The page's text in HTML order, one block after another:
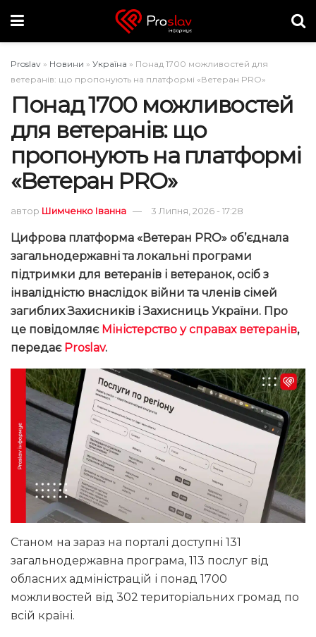
Proslav » Новини » Україна » Понад 1700 можливостей для
ветеранів: що пропонують на платформі «Ветеран PRO»
Понад 1700 можливостей
для ветеранів: що
пропонують на платформі
«Ветеран PRO»
автор Шимченко Іванна 3 Липня, 2026 - 17:28
Цифрова платформа «Ветеран PRO» об’єднала
загальнодержавні та локальні програми
підтримки для ветеранів і ветеранок, осіб з
інвалідністю внаслідок війни та членів сімей
загиблих Захисників і Захисниць України. Про
це повідомляє Міністерство у справах ветеранів,
передає Proslav.
Станом на зараз на порталі доступні 131
загальнодержавна програма, 113 послуг від
обласних адміністрацій і понад 1700
можливостей від 302 територіальних громад по
всій країні.